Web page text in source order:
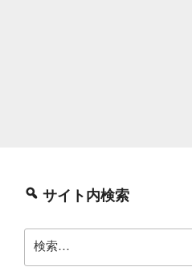
サイト内検索
索: